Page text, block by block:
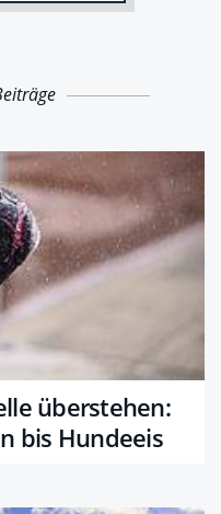
überstehen:
bis Hundeeis